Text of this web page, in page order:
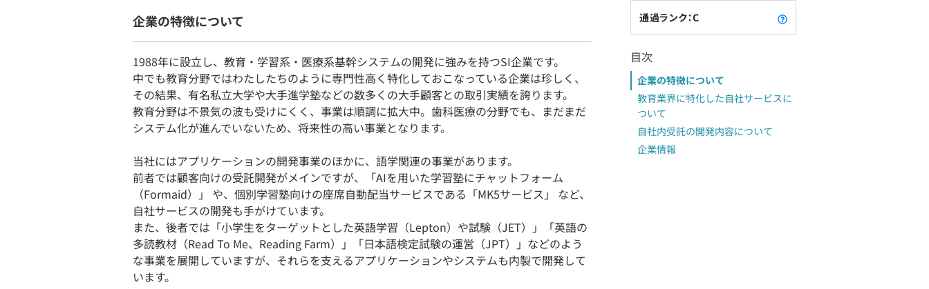
企業の特徴について
1988年に設立し、教育・学習系・医療系基幹システムの開発に強みを持つSI企業です。
中でも教育分野ではわたしたちのように専門性高く特化しておこなっている企業は珍しく、
その結果、有名私立大学や大手進学塾などの数多くの大手顧客との取引実績を誇ります。
教育分野は不景気の波も受けにくく、事業は順調に拡大中。歯科医療の分野でも、まだまだ
システム化が進んでいないため、将来性の高い事業となります。
当社にはアプリケーションの開発事業のほかに、語学関連の事業があります。
前者では顧客向けの受託開発がメインですが、「AIを用いた学習塾にチャットフォーム
（Formaid）」 や、個別学習塾向けの座席自動配当サービスである「MK5サービス」 など、
自社サービスの開発も手がけています。
また、後者では「小学生をターゲットとした英語学習（Lepton）や試験（JET）」「英語の
多読教材（Read To Me、Reading Farm）」「日本語検定試験の運営（JPT）」などのよう
な事業を展開していますが、それらを支えるアプリケーションやシステムも内製で開発して
います。
通過ランク：C
目次
企業の特徴について
教育業界に特化した自社サービスに
ついて
自社内受託の開発内容について
企業情報